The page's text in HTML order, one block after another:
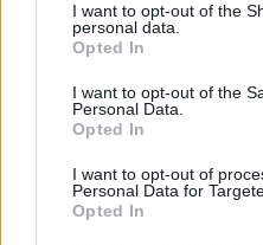
disclose it to other third
Please note that this
services and may gather and
not limited to your visit or
grant or deny consent to
consent section.
I want to opt-out of the
personal data.
Opted In
I want to opt-out of the
Personal Data.
Opted In
I want to opt-out of
Personal Data for
Opted In